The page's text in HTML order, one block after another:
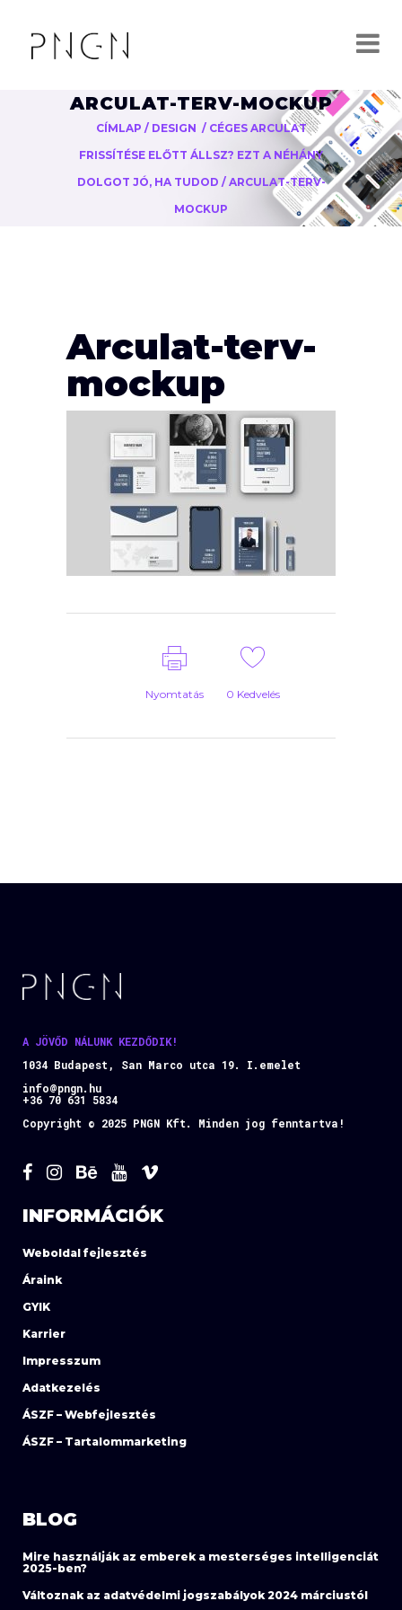
ARCULAT-TERV-MOCKUP
CÍMLAP / DESIGN / CÉGES ARCULAT
FRISSÍTÉSE ELŐTT ÁLLSZ? EZT A NÉHÁNY
DOLGOT JÓ, HA TUDOD / ARCULAT-TERV-
MOCKUP
Arculat-terv-
mockup
Nyomtatás 0 Kedvelés
A JÖVŐD NÁLUNK KEZDŐDIK!
1034 Budapest, San Marco utca 19. I.emelet
info@pngn.hu
+36 70 631 5834
Copyright © 2025 PNGN Kft. Minden jog fenntartva!
INFORMÁCIÓK
Weboldal fejlesztés
Áraink
GYIK
Karrier
Impresszum
Adatkezelés
ÁSZF – Webfejlesztés
ÁSZF – Tartalommarketing
BLOG
Mire használják az emberek a mesterséges intelligenciát
2025-ben?
Változnak az adatvédelmi jogszabályok 2024 márciustól